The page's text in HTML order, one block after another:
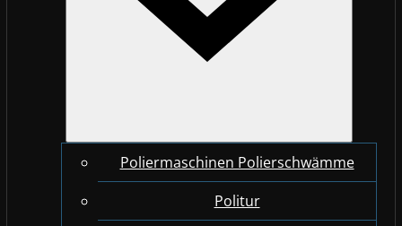
Poliermaschinen Polierschwämme
Politur